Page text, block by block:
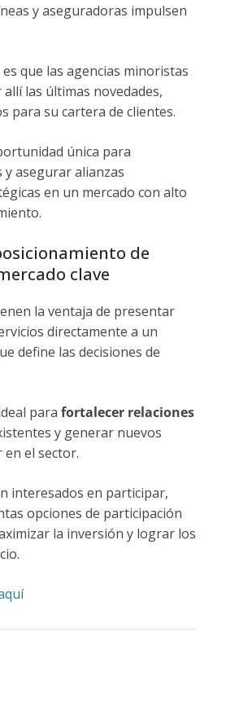
y aseguradoras impulsen
que las agencias minoristas
las últimas novedades,
para su cartera de clientes.
única para
y asegurar alianzas
en un mercado con alto
de
clave
la ventaja de presentar
directamente a un
define las decisiones de
para fortalecer relaciones
y generar nuevos
el sector.
interesados en participar,
opciones de participación
la inversión y lograr los